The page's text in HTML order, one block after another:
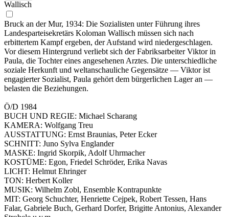
Wallisch
Bruck an der Mur, 1934: Die Sozialisten unter Führung ihres
Landesparteisekretärs Koloman Wallisch müssen sich nach
erbittertem Kampf ergeben, der Aufstand wird niedergeschlagen.
Vor diesem Hintergrund verliebt sich der Fabriksarbeiter Viktor in
Paula, die Tochter eines angesehenen Arztes. Die unterschiedliche
soziale Herkunft und weltanschauliche Gegensätze — Viktor ist
engagierter Sozialist, Paula gehört dem bürgerlichen Lager an —
belasten die Beziehungen.
Ö/D 1984
BUCH UND REGIE: Michael Scharang
KAMERA: Wolfgang Treu
AUSSTATTUNG: Ernst Braunias, Peter Ecker
SCHNITT: Juno Sylva Englander
MASKE: Ingrid Skorpik, Adolf Uhrmacher
KOSTÜME: Egon, Friedel Schröder, Erika Navas
LICHT: Helmut Ehringer
TON: Herbert Koller
MUSIK: Wilhelm Zobl, Ensemble Kontrapunkte
MIT: Georg Schuchter, Henriette Cejpek, Robert Tessen, Hans
Falar, Gabriele Buch, Gerhard Dorfer, Brigitte Antonius, Alexander